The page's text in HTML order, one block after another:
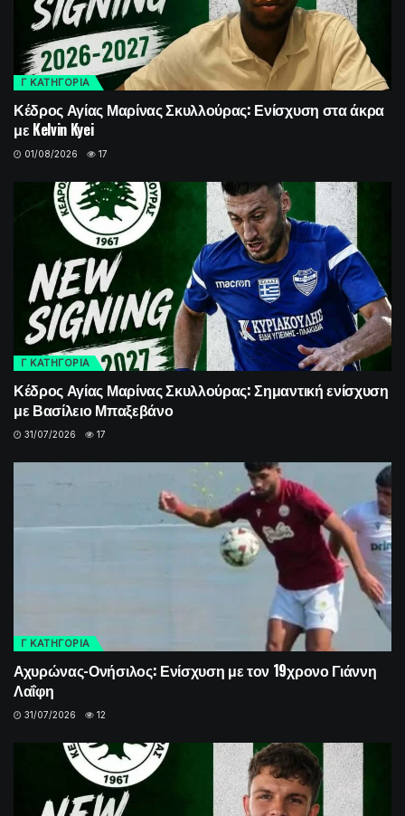
Γ ΚΑΤΗΓΟΡΙΑ
Κέδρος Αγίας Μαρίνας Σκυλλούρας: Ενίσχυση στα άκρα
με Kelvin Kyei
01/08/2026 17
Γ ΚΑΤΗΓΟΡΙΑ
Κέδρος Αγίας Μαρίνας Σκυλλούρας: Σημαντική ενίσχυση
με Βασίλειο Μπαξεβάνο
31/07/2026 17
Γ ΚΑΤΗΓΟΡΙΑ
Αχυρώνας-Ονήσιλος: Ενίσχυση με τον 19χρονο Γιάννη
Λαΐφη
31/07/2026 12